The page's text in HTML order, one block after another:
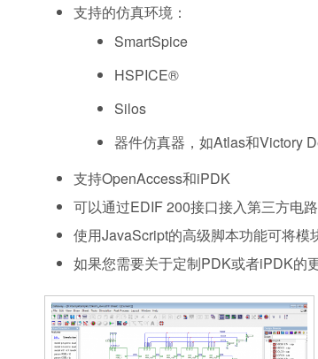
支持的仿真环境：
SmartSpice
HSPICE®
Silos
器件仿真器，如Atlas和Victory
支持OpenAccess和iPDK
可以通过EDIF 200接口接入第三方电
使用JavaScript的高级脚本功能可将
如果您需要关于定制PDK或者iPDK的